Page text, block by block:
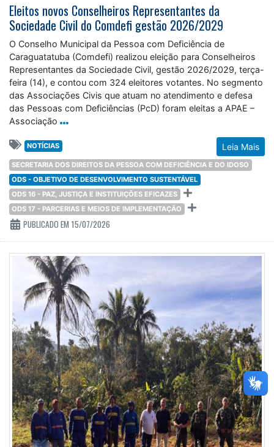
Eleitos novos Conselheiros Representantes da
Sociedade Civil do Comdefi gestão 2026/2029
O Conselho Municipal da Pessoa com Deficiência de
Caraguatatuba (Comdefi) realizou eleição para Conselheiros
Representantes da Sociedade Civil, gestão 2026/2029, terça-
feira (14), e contou com 324 eleitores votantes. No segmento
das Associações Civis que atuam no atendimento e defesa
das Pessoas com Deficiências (PcD) foram eleitas a APAE –
Associação
Leia Mais
NOTÍCIAS
SECRETARIA DOS DIREITOS DA PESSOA COM DEFICIÊNCIA E DO IDOSO
ODS - OBJETIVO DE DESENVOLVIMENTO SUSTENTÁVEL
ODS 16 - PAZ, JUSTIÇA E INSTITUIÇÕES EFICAZES
ODS 17 - PARCERIAS E MEIOS DE IMPLEMENTAÇÃO
PUBLICADO EM 15/07/2026